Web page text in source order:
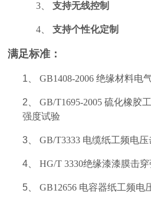
3、支持无线控制
4、支持个性化定制
满足标准：
1、GB1408-2006 绝缘材料电
2、GB/T1695-2005 硫化橡胶
强度试验
3、GB/T3333 电缆纸工频电
4、HG/T 3330绝缘漆漆膜击
5、GB12656 电容器纸工频电